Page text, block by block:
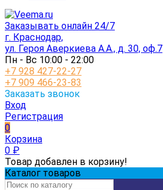
Заказывать онлайн 24/7
г. Краснодар,
ул. Героя Аверкиева А.А., д. 30, оф.7
Пн - Вс 10:00 - 22:00
+7 928 427-22-27
+7 909 466-23-83
Заказать звонок
Вход
Регистрация
0
Корзина
0 ₽
Товар добавлен в корзину!
Каталог товаров